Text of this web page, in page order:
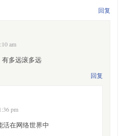
回复
am
多远滚多远
回复
pm
活在网络世界中